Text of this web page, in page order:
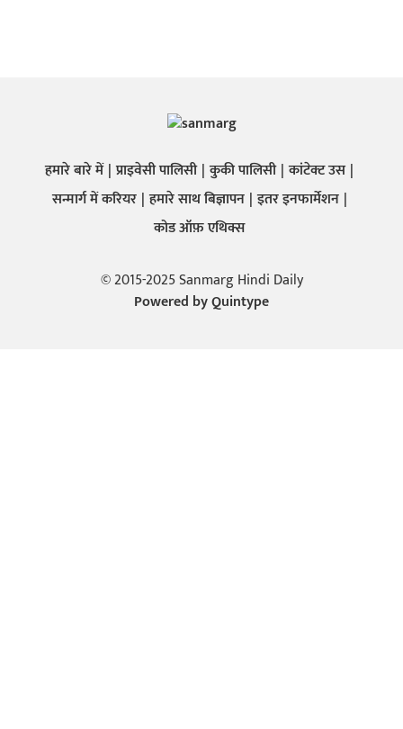
हमारे बारे में प्राइवेसी पालिसी कुकी पालिसी कांटेक्ट उस
सन्मार्ग में करियर हमारे साथ बिज्ञापन इतर इनफार्मेशन
कोड ऑफ़ एथिक्स
© 2015-2025 Sanmarg Hindi Daily
Powered byQuintype